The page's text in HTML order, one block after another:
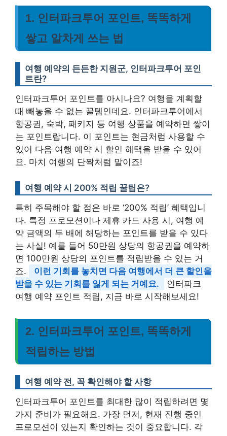
1. 인터파크투어 포인트, 똑똑하게
쌓고 알차게 쓰는 법
여행 예약의 든든한 지원군, 인터파크투어 포인
트란?
인터파크투어 포인트를 아시나요? 여행을 계획할
때 빼놓을 수 없는 꿀템인데요. 인터파크투어에서
항공권, 숙박, 패키지 등 여행 상품을 예약하면 쌓이
는 포인트랍니다. 이 포인트는 현금처럼 사용할 수
있어 다음 여행 예약 시 할인 혜택을 받을 수 있어
요. 마치 여행의 단짝처럼 말이죠!
여행 예약 시 200% 적립 꿀팁은?
특히 주목해야 할 점은 바로 ‘200% 적립’ 혜택입니
다. 특정 프로모션이나 제휴 카드 사용 시, 여행 예
약 금액의 두 배에 해당하는 포인트를 받을 수 있다
는 사실! 예를 들어 50만원 상당의 항공권을 예약하
면 100만원 상당의 포인트를 적립받을 수 있는 거
죠.
이런 기회를 놓치면 다음 여행에서 더 큰 할인을
받을 수 있는 기회를 잃게 되는 거예요.
인터파크
여행 예약 포인트 적립, 지금 바로 시작해보세요!
2. 인터파크투어 포인트, 똑똑하게
적립하는 방법
여행 예약 전, 꼭 확인해야 할 사항
인터파크투어 포인트를 최대한 많이 적립하려면 몇
가지 준비가 필요해요. 가장 먼저, 현재 진행 중인
프로모션이 있는지 확인하는 것이 중요합니다. 각